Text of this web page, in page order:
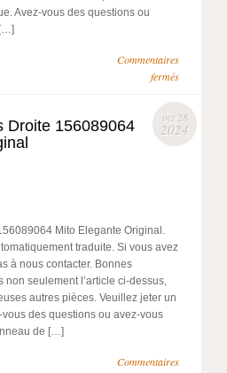
Avez-vous des questions ou
Commentaires
fermés
oct 28
2024
Droite 156089064
Mito Elegante Original.
traduite. Si vous avez
à nous contacter. Bonnes
seulement l’article ci-dessus,
autres pièces. Veuillez jeter un
des questions ou avez-vous
de […]
Commentaires